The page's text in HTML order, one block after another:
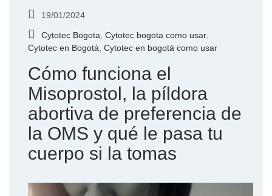
19/01/2024
Cytotec Bogota, Cytotec bogota como usar,
Cytotec en Bogotá, Cytotec en bogotá como usar
Cómo funciona el
Misoprostol, la píldora
abortiva de preferencia de
la OMS y qué le pasa tu
cuerpo si la tomas